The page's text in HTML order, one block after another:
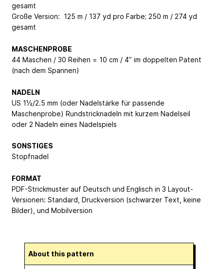
gesamt
Große Version: 125 m / 137 yd pro Farbe; 250 m / 274 yd
gesamt
MASCHENPROBE
44 Maschen / 30 Reihen = 10 cm / 4” im doppelten Patent
(nach dem Spannen)
NADELN
US 1½/2.5 mm (oder Nadelstärke für passende
Maschenprobe) Rundstricknadeln mit kurzem Nadelseil
oder 2 Nadeln eines Nadelspiels
SONSTIGES
Stopfnadel
FORMAT
PDF-Strickmuster auf Deutsch und Englisch in 3 Layout-
Versionen: Standard, Druckversion (schwarzer Text, keine
Bilder), und Mobilversion
About this pattern